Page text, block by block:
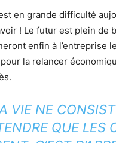
en grande difficulté
! Le futur est plein de
enfin à l’entreprise
la relancer
VIE NE
QUE LES